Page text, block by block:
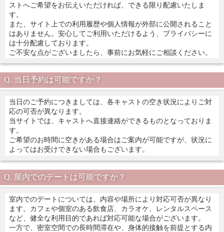
ストへご希望をお伝えいただければ、できる限り配慮いたしま
す。
また、サイト上での利用履歴や個人情報が外部に公開されること
はありません。安心してご利用いただけるよう、プライバシーに
は十分配慮しております。
ご不安な点がございましたら、事前にお気軽にご相談ください。
当日予約は可能ですか？
当日のご予約につきましては、各キャストの空き状況によりご対
応の可否が異なります。
当サイトでは、キャストへ直接連絡ができるものとなっておりま
す。
ご希望のお時間に空きがある場合はご案内が可能ですが、状況に
よってはお受けできない場合もございます。
屋内でのデートは可能ですか？
室内でのデートについては、内容や場所により対応可否が異なり
ます。カフェや個室のある飲食店、カラオケ、レンタルスペース
など、健全な利用目的であれば対応可能な場合がございます。
一方で、密室空間での長時間滞在や、身体的接触を前提とする内